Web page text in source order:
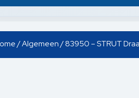
/Algemeen/ 83950 – STRUT